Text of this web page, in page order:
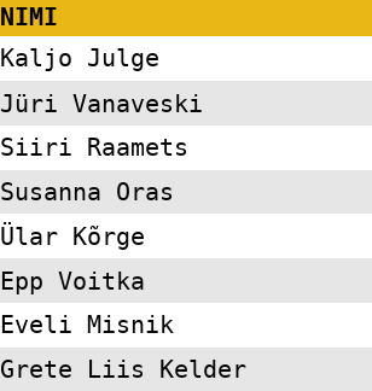
NIMI
Kaljo Julge
Jüri Vanaveski
Siiri Raamets
Susanna Oras
Ülar Kõrge
Epp Voitka
Eveli Misnik
Grete Liis Kelder